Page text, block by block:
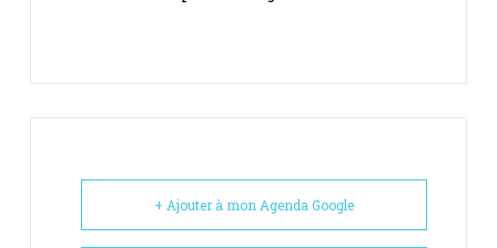
+ Ajouter à mon Agenda Google